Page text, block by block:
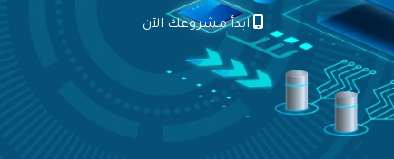
ابدأ مشروعك الآن